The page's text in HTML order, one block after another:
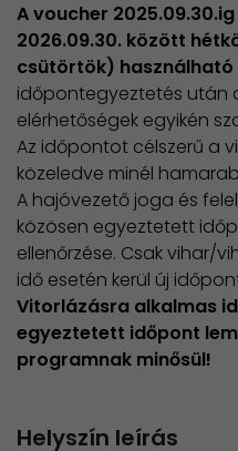
A voucher
2026.09.30. között
csütörtök) használható
időpontegyeztetés után
elérhetőségek egyikén
Az időpontot célszerű a
közeledve minél
A hajóvezető joga és
közösen egyeztetett
ellenőrzése. Csak vihar/
idő esetén kerül új
​Vitorlázásra alkalmas
egyeztetett időpont
programnak minősül!
Helyszín leírás